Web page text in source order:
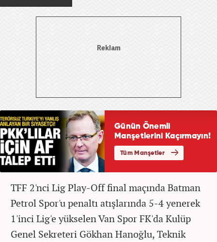
TFF 2'nci Lig Play-Off final maçında Batman
Petrol Spor'u penaltı atışlarında 5-4 yenerek
1'inci Lig'e yükselen Van Spor FK'da Kulüp
Genel Sekreteri Gökhan Hanoğlu, Teknik